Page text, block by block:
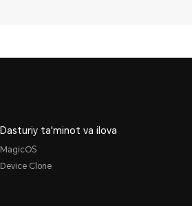
Dasturiy ta'minot va ilova
MagicOS
Device Clone